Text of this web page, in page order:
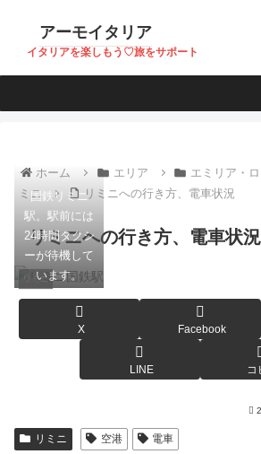
アーモイタリア
イタリアを楽しもう♡旅をサポート
ホーム エリア エミリア・
ミニ
リミニへの行き方、電車状況
リミニへの行き方、電車状況
リミニ
国鉄リミニ
駅。駅前には
24時間タクシ
ーが待機して
います。
X Facebook
LINE コ
リミニ 空港 電車